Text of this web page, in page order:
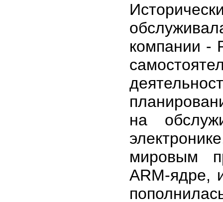
компании -
на
мировым
ARM-ядре,